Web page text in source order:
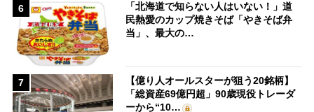
6
「北海道で知らない人はいない！」道
民熱愛のカップ焼きそば「やきそば弁
当」、最大の…
7
【億り人オールスターが狙う20銘柄】
「総資産69億円超」90歳現役トレーダ
ーから“10…